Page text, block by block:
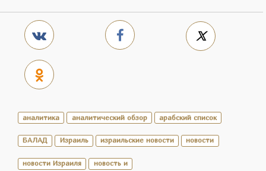
аналитика аналитический обзор арабский список
БАЛАД Израиль израильские новости новости
новости Израиля новость и